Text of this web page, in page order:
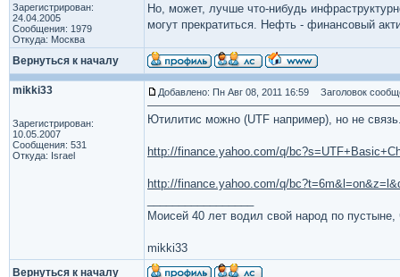
Зарегистрирован:
24.04.2005
Сообщения: 1979
Откуда: Москва
Но, может, лучше что-нибудь
могут прекратиться. Нефть - финансовый
Вернуться к началу
mikki33
Зарегистрирован:
10.05.2007
Сообщения: 531
Откуда: Israel
Добавлено: Пн Авг 08, 2011 16:59 Заголовок
Ютилитис можно (UTF например), но не
http://finance.yahoo.com/q/
http://finance.yahoo.com/q/
Моисей 40 лет водил свой народ по
mikki33
Вернуться к началу